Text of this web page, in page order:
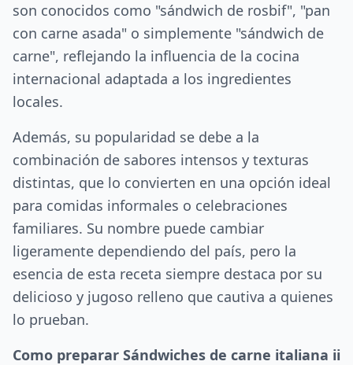
son conocidos como "sándwich de rosbif", "pan
con carne asada" o simplemente "sándwich de
carne", reflejando la influencia de la cocina
internacional adaptada a los ingredientes
locales.
Además, su popularidad se debe a la
combinación de sabores intensos y texturas
distintas, que lo convierten en una opción ideal
para comidas informales o celebraciones
familiares. Su nombre puede cambiar
ligeramente dependiendo del país, pero la
esencia de esta receta siempre destaca por su
delicioso y jugoso relleno que cautiva a quienes
lo prueban.
Como preparar Sándwiches de carne italiana ii